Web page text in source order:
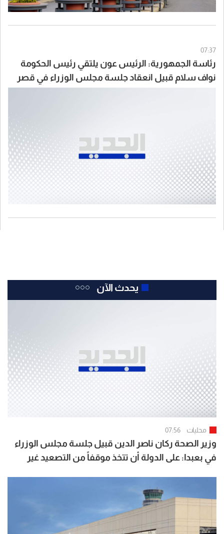
07:37
رئاسة الجمهورية: الرئيس عون يلتقي رئيس الحكومة
نواف سلام قبيل انعقاد جلسة مجلس الوزراء في قصر
يحدث الآن
محليات 07:56
وزير الصحة ركان ناصر الدين قبيل جلسة مجلس الوزراء
في بعبدا: على الدولة أن تتخذ موقفاً من التصعيد غير